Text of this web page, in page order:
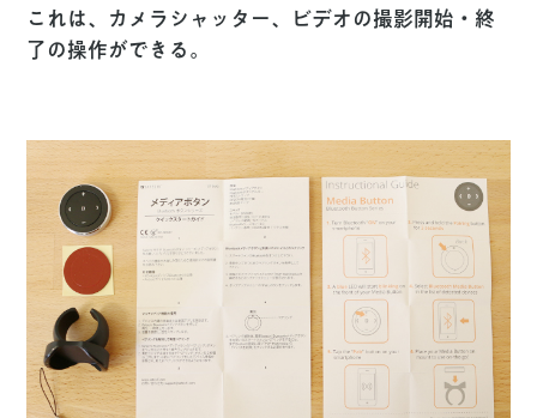
これは、カメラシャッター、ビデオの撮影開始・終
了の操作ができる。